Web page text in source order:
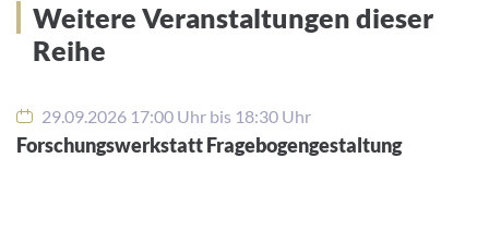
Weitere Veranstaltungen dieser
Reihe
29.09.2026 17:00 Uhr bis 18:30 Uhr
Forschungswerkstatt Fragebogengestaltung